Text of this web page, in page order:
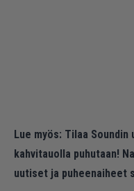
Lue myös: Tilaa
kahvitauolla puhutaan!
uutiset ja puheenaiheet